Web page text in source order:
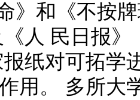
》和《不按
人 民日报
纸对可拓学
用。 多所大